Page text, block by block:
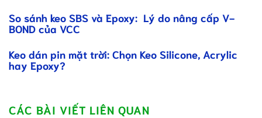
So sánh keo SBS và Epoxy: Lý do nâng cấp V-
BOND của VCC
Keo dán pin mặt trời: Chọn Keo Silicone, Acrylic
hay Epoxy?
CÁC BÀI VIẾT LIÊN QUAN